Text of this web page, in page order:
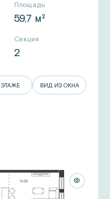
Площадь
59,7 м²
Секция
2
ВИД ИЗ ОКНА